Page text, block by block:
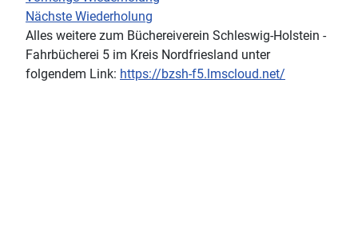
Nächste Wiederholung
Alles weitere zum Büchereiverein Schleswig-Holstein -
Fahrbücherei 5 im Kreis Nordfriesland unter
folgendem Link: https://bzsh-f5.lmscloud.net/